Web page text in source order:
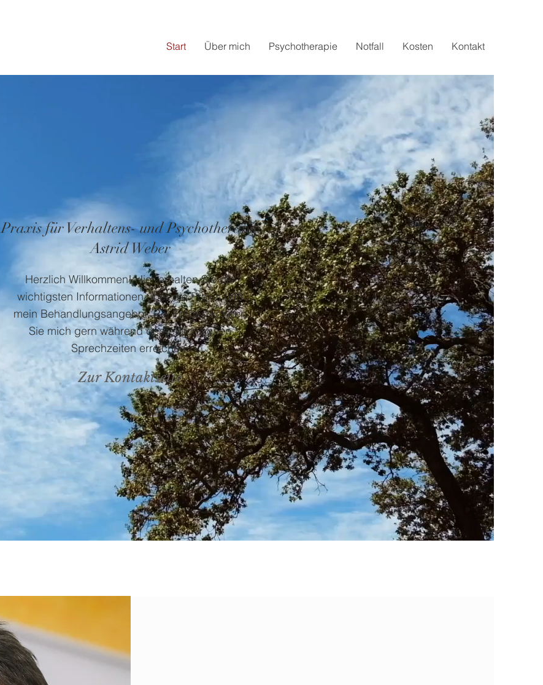
Start Über mich Psychotherapie Notfall Kosten Kontakt
Praxis für Verhaltens- und Psychotherapie
Astrid Weber
Herzlich Willkommen! Hier erhalten Sie die
wichtigsten Informationen über die Praxis und
mein Behandlungsangebot. Bei Fragen können
Sie mich gern während der telefonischen
Sprechzeiten erreichen.
Zur Kontaktseite